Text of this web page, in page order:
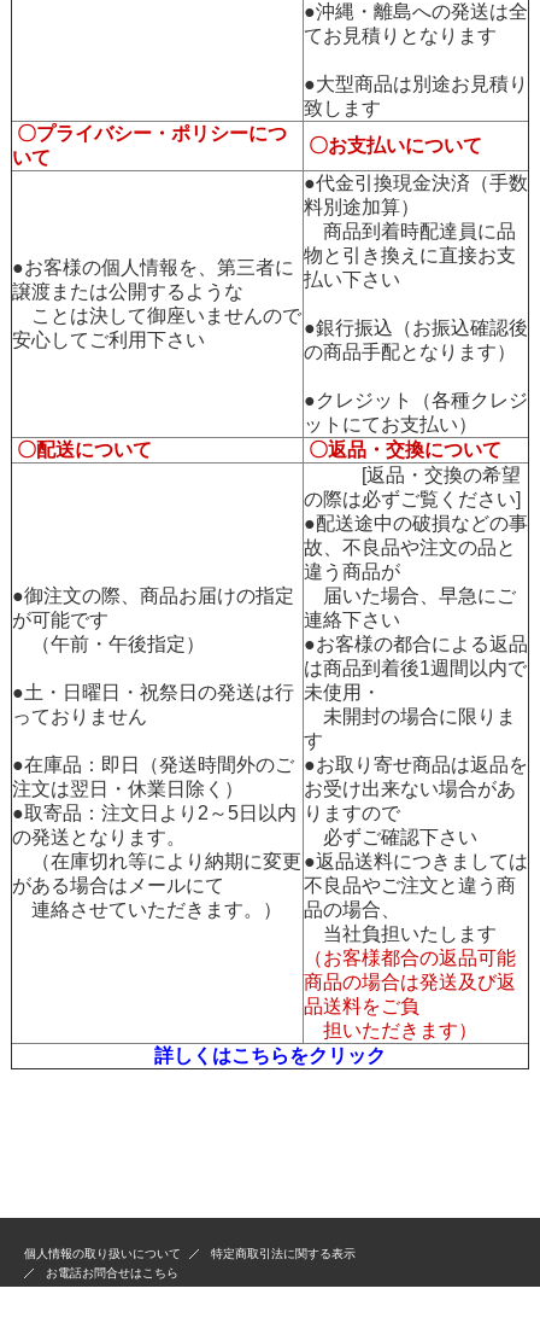
●沖縄・離島への発送は全
てお見積りとなります
●大型商品は別途お見積り
致します
〇プライバシー・ポリシーにつ
いて
〇お支払いについて
●お客様の個人情報を、第三者に
譲渡または公開するような
ことは決して御座いませんので
安心してご利用下さい
●代金引換現金決済（手数
料別途加算）
商品到着時配達員に品
物と引き換えに直接お支
払い下さい
●銀行振込（お振込確認後
の商品手配となります）
●クレジット（各種クレジ
ットにてお支払い）
〇配送について
〇返品・交換について
●御注文の際、商品お届けの指定
が可能です
（午前・午後指定）
●土・日曜日・祝祭日の発送は行
っておりません
●在庫品：即日（発送時間外のご
注文は翌日・休業日除く）
●取寄品：注文日より2～5日以内
の発送となります。
（在庫切れ等により納期に変更
がある場合はメールにて
連絡させていただきます。）
[返品・交換の希望
の際は必ずご覧ください]
●配送途中の破損などの事
故、不良品や注文の品と
違う商品が
届いた場合、早急にご
連絡下さい
●お客様の都合による返品
は商品到着後1週間以内で
未使用・
未開封の場合に限りま
す
●お取り寄せ商品は返品を
お受け出来ない場合があ
りますので
必ずご確認下さい
●返品送料につきましては
不良品やご注文と違う商
品の場合、
当社負担いたします
（お客様都合の返品可能
商品の場合は発送及び返
品送料をご負
担いただきます）
詳しくはこちらをクリック
個人情報の取り扱いについて
特定商取引法に関する表示
お電話お問合せはこちら